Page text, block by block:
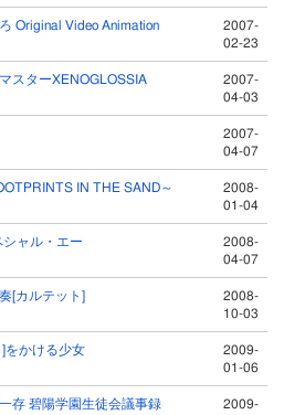
Original Video Animation
2007-
02-23
スターXENOGLOSSIA
2007-
04-03
2007-
04-07
IN THE SAND～
2008-
01-04
ャル・エー
2008-
04-07
[カルテット]
2008-
10-03
をかける少女
2009-
01-06
存 碧陽学園生徒会議事録
2009-